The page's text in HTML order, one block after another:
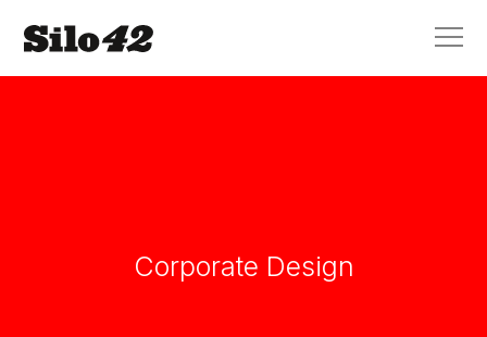
Corporate Design